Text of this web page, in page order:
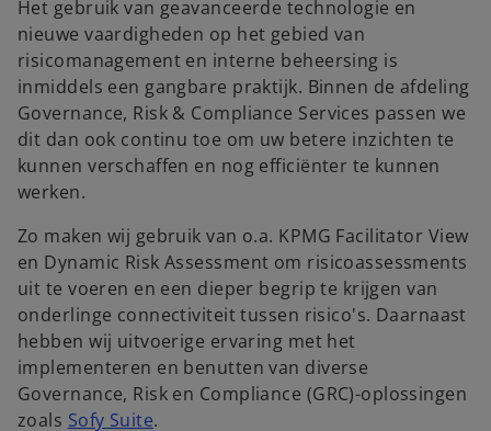
y
V
i
d
Het gebruik van geavanceerde technologie en
nieuwe vaardigheden op het gebied van
risicomanagement en interne beheersing is
inmiddels een gangbare praktijk. Binnen de afdeling
Governance, Risk & Compliance Services passen we
dit dan ook continu toe om uw betere inzichten te
kunnen verschaffen en nog efficiënter te kunnen
werken.
Zo maken wij gebruik van o.a. KPMG Facilitator View
en Dynamic Risk Assessment om risico­assessments
uit te voeren en een dieper begrip te krijgen van
onderlinge connectiviteit tussen risico's. Daarnaast
hebben wij uitvoerige ervaring met het
implementeren en benutten van diverse
Governance, Risk en Compliance (GRC)-oplossingen
zoals Sofy Suiteo.